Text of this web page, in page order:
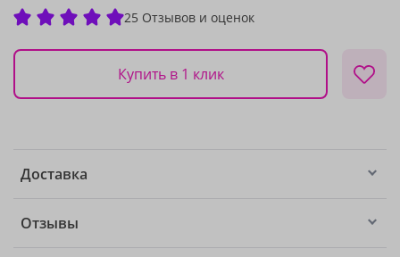
25 Отзывов и оценок
Купить в 1 клик
Доставка
Отзывы